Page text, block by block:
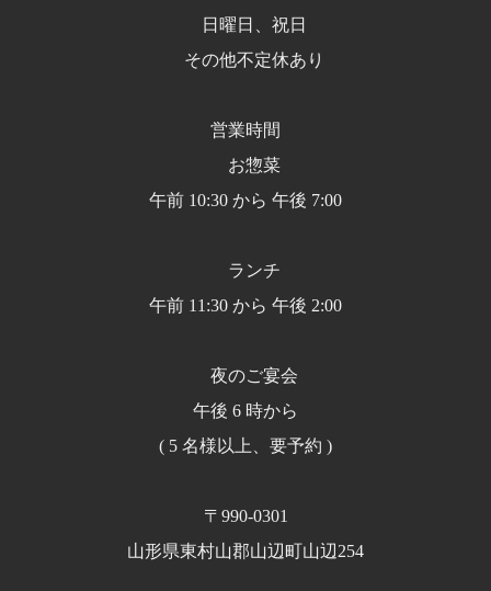
日曜日、祝日
その他不定休あり
営業時間
お惣菜
午前 10:30 から 午後 7:00
ランチ
午前 11:30 から 午後 2:00
夜のご宴会
午後 6 時から
( 5 名様以上、要予約 )
〒990-0301
山形県東村山郡山辺町山辺254